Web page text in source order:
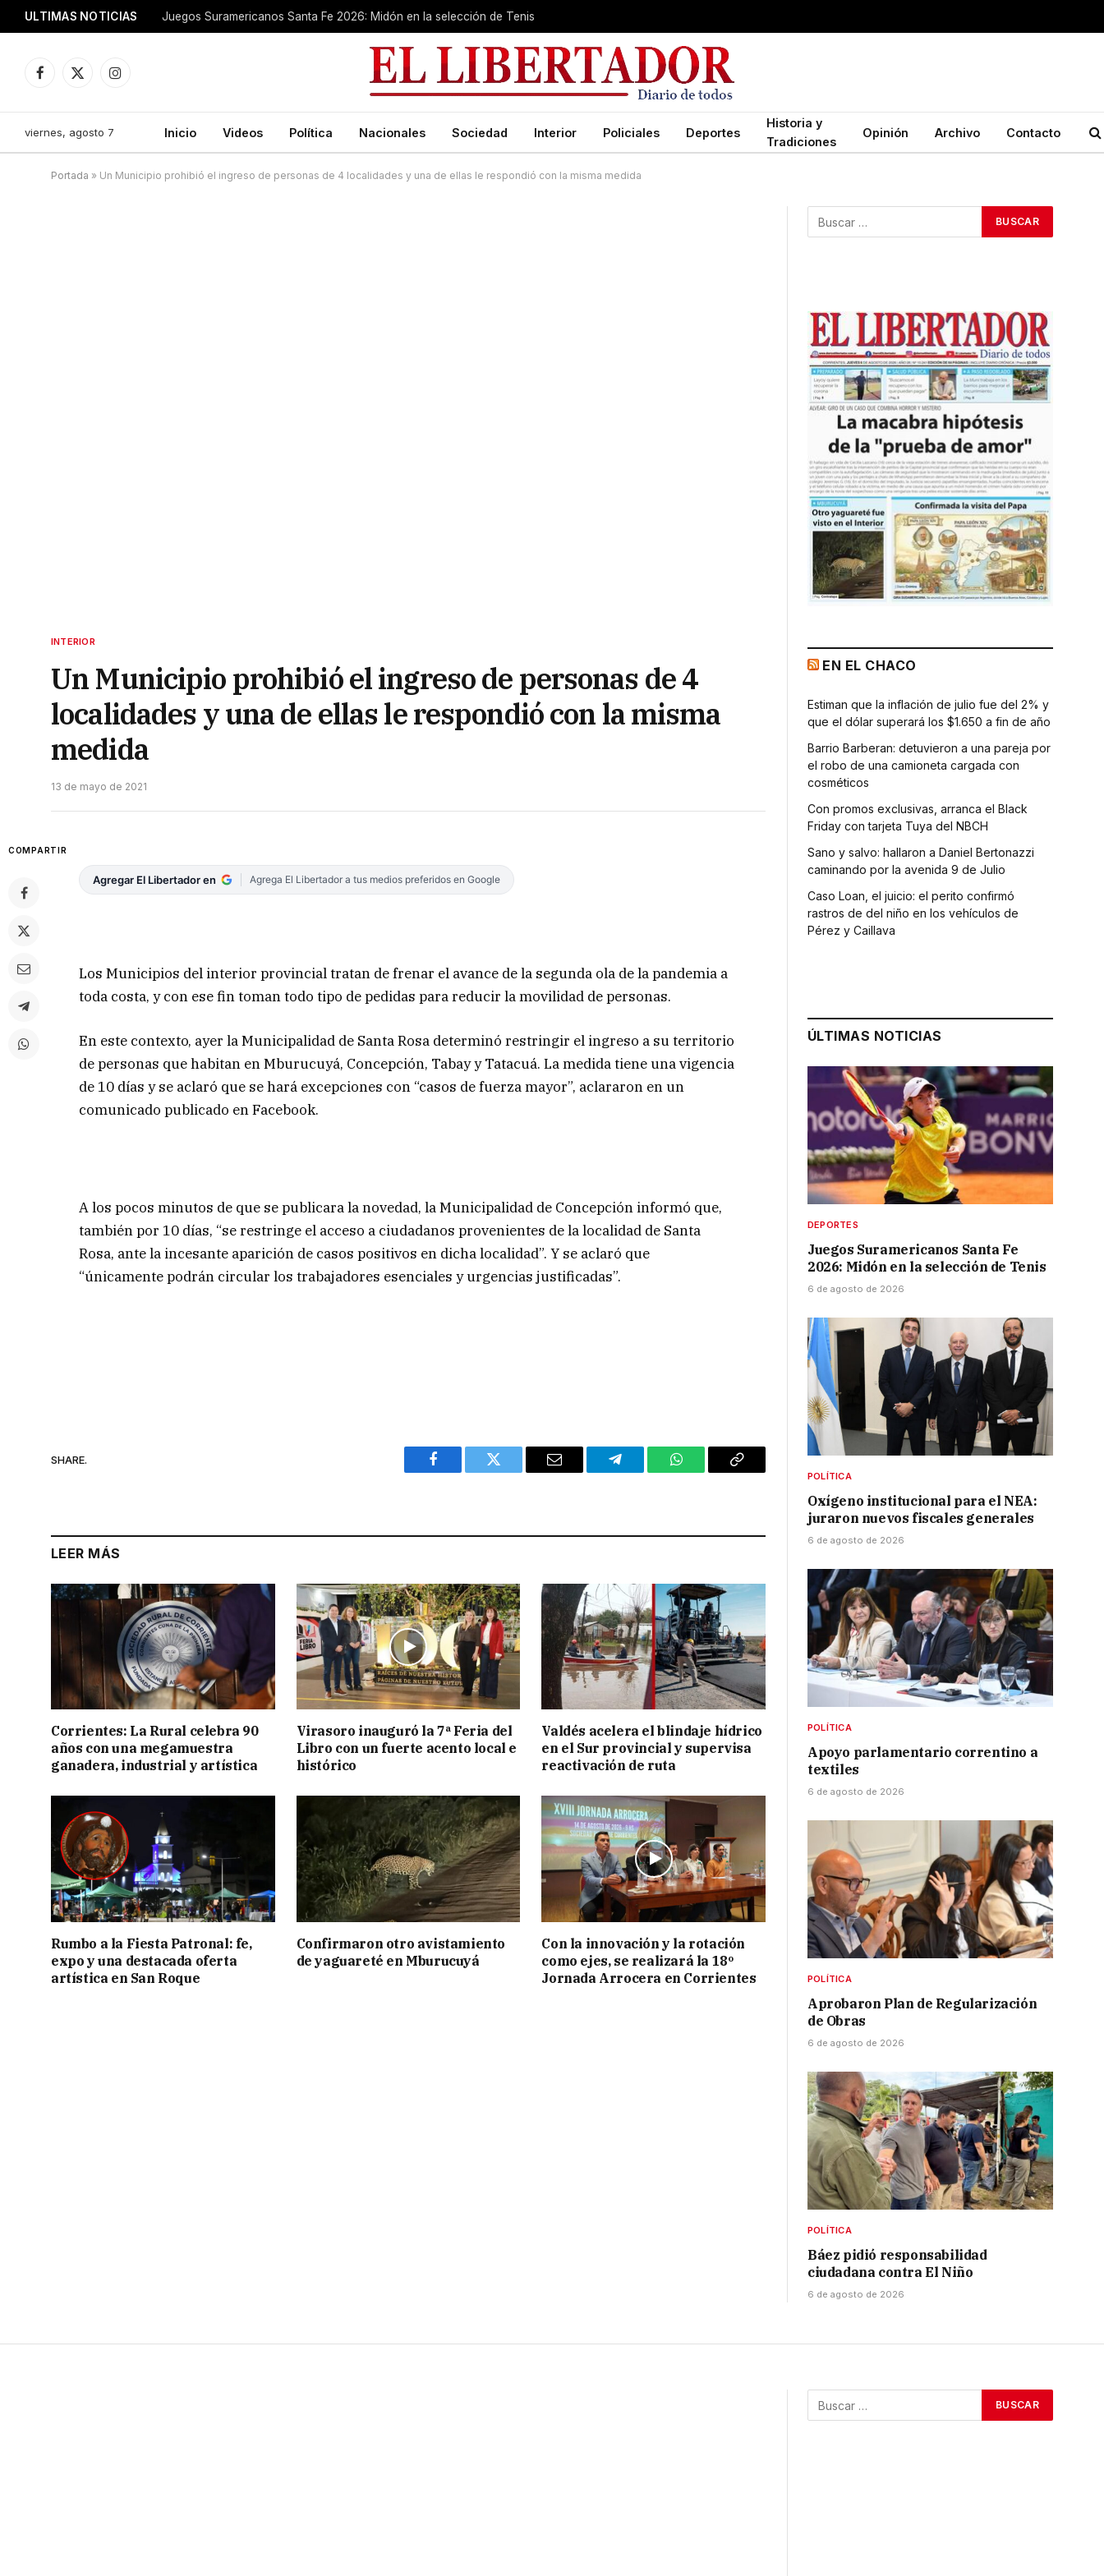
ULTIMAS NOTICIAS Juegos Suramericanos Santa Fe 2026: Midón en la selección de Tenis
Facebook
X
Instagram
viernes, agosto 7 Inicio Videos Política Nacionales Sociedad Interior Policiales Deportes
Historia y
Tradiciones
Opinión Archivo Contacto
Portada » Un Municipio prohibió el ingreso de personas de 4 localidades y una de ellas le respondió con la misma medida
INTERIOR
Un Municipio prohibió el ingreso de personas de 4
localidades y una de ellas le respondió con la misma
medida
13 de mayo de 2021
COMPARTIR
Agregar El Libertador en Agrega El Libertador a tus medios preferidos en Google
Los Municipios del interior provincial tratan de frenar el avance de la segunda ola de la pandemia a
toda costa, y con ese fin toman todo tipo de pedidas para reducir la movilidad de personas.
En este contexto, ayer la Municipalidad de Santa Rosa determinó restringir el ingreso a su territorio
de personas que habitan en Mburucuyá, Concepción, Tabay y Tatacuá. La medida tiene una vigencia
de 10 días y se aclaró que se hará excepciones con “casos de fuerza mayor”, aclararon en un
comunicado publicado en Facebook.
A los pocos minutos de que se publicara la novedad, la Municipalidad de Concepción informó que,
también por 10 días, “se restringe el acceso a ciudadanos provenientes de la localidad de Santa
Rosa, ante la incesante aparición de casos positivos en dicha localidad”. Y se aclaró que
“únicamente podrán circular los trabajadores esenciales y urgencias justificadas”.
SHARE.
Facebook Twitter Email Telegram WhatsAppCopy
LEER MÁS
Corrientes: La Rural celebra 90
años con una megamuestra
ganadera, industrial y artística
Virasoro inauguró la 7ª Feria del
Libro con un fuerte acento local e
histórico
Valdés acelera el blindaje hídrico
en el Sur provincial y supervisa
reactivación de ruta
Rumbo a la Fiesta Patronal: fe,
expo y una destacada oferta
artística en San Roque
Confirmaron otro avistamiento
de yaguareté en Mburucuyá
Con la innovación y la rotación
como ejes, se realizará la 18º
Jornada Arrocera en Corrientes
EN EL CHACO
Estiman que la inflación de julio fue del 2% y
que el dólar superará los $1.650 a fin de año
Barrio Barberan: detuvieron a una pareja por
el robo de una camioneta cargada con
cosméticos
Con promos exclusivas, arranca el Black
Friday con tarjeta Tuya del NBCH
Sano y salvo: hallaron a Daniel Bertonazzi
caminando por la avenida 9 de Julio
Caso Loan, el juicio: el perito confirmó
rastros de del niño en los vehículos de
Pérez y Caillava
ÚLTIMAS NOTICIAS
DEPORTES
Juegos Suramericanos Santa Fe
2026: Midón en la selección de Tenis
6 de agosto de 2026
POLÍTICA
Oxígeno institucional para el NEA:
juraron nuevos fiscales generales
6 de agosto de 2026
POLÍTICA
Apoyo parlamentario correntino a
textiles
6 de agosto de 2026
POLÍTICA
Aprobaron Plan de Regularización
de Obras
6 de agosto de 2026
POLÍTICA
Báez pidió responsabilidad
ciudadana contra El Niño
6 de agosto de 2026